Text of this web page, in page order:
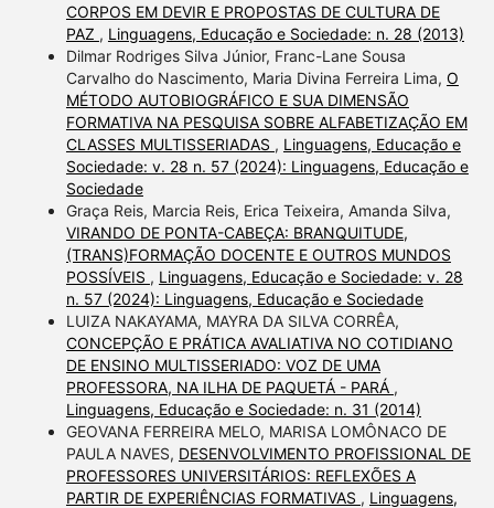
CORPOS EM DEVIR E PROPOSTAS DE CULTURA DE
PAZ , Linguagens, Educação e Sociedade: n. 28 (2013)
Dilmar Rodriges Silva Júnior, Franc-Lane Sousa
Carvalho do Nascimento, Maria Divina Ferreira Lima, O
MÉTODO AUTOBIOGRÁFICO E SUA DIMENSÃO
FORMATIVA NA PESQUISA SOBRE ALFABETIZAÇÃO EM
CLASSES MULTISSERIADAS , Linguagens, Educação e
Sociedade: v. 28 n. 57 (2024): Linguagens, Educação e
Sociedade
Graça Reis, Marcia Reis, Erica Teixeira, Amanda Silva,
VIRANDO DE PONTA-CABEÇA: BRANQUITUDE,
(TRANS)FORMAÇÃO DOCENTE E OUTROS MUNDOS
POSSÍVEIS , Linguagens, Educação e Sociedade: v. 28
n. 57 (2024): Linguagens, Educação e Sociedade
LUIZA NAKAYAMA, MAYRA DA SILVA CORRÊA,
CONCEPÇÃO E PRÁTICA AVALIATIVA NO COTIDIANO
DE ENSINO MULTISSERIADO: VOZ DE UMA
PROFESSORA, NA ILHA DE PAQUETÁ - PARÁ ,
Linguagens, Educação e Sociedade: n. 31 (2014)
GEOVANA FERREIRA MELO, MARISA LOMÔNACO DE
PAULA NAVES, DESENVOLVIMENTO PROFISSIONAL DE
PROFESSORES UNIVERSITÁRIOS: REFLEXÕES A
PARTIR DE EXPERIÊNCIAS FORMATIVAS , Linguagens,